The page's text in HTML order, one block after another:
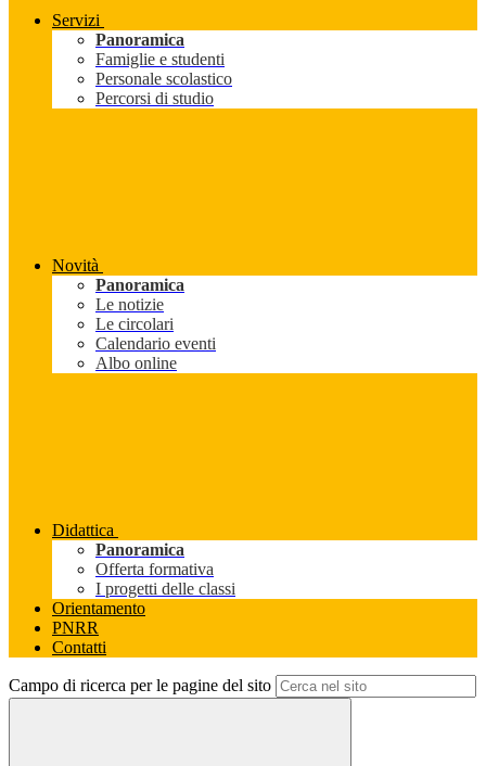
Servizi
Panoramica
Famiglie e studenti
Personale scolastico
Percorsi di studio
Novità
Panoramica
Le notizie
Le circolari
Calendario eventi
Albo online
Didattica
Panoramica
Offerta formativa
I progetti delle classi
Orientamento
PNRR
Contatti
Campo di ricerca per le pagine del sito